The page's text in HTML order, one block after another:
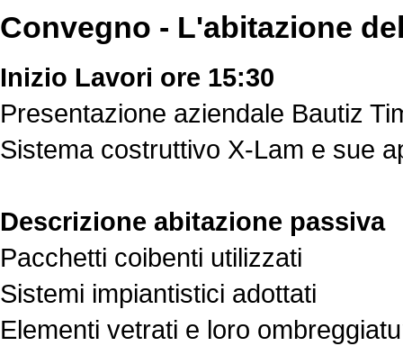
Convegno - L'abitazione
Inizio Lavori ore 15:30
Presentazione aziendale Bautiz
Sistema costruttivo X-Lam e sue
Descrizione abitazione passiva
Pacchetti coibenti utilizzati
Sistemi impiantistici adottati
Elementi vetrati e loro